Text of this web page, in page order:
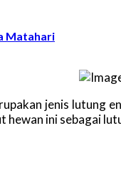
Matahari
jenis lutung
ini sebagai